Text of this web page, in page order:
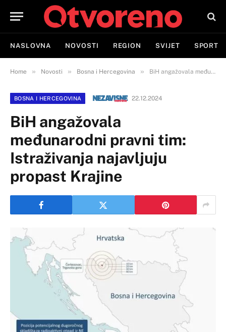
NASLOVNA NOVOSTI REGION SVIJET SPORT
Home » Novosti » Bosna i Hercegovina » BiH angažovala međunarodni pravni tim: Istraživanja najavljuju propast Krajine
BOSNA I HERCEGOVINA 22.12.2024
BiH angažovala
međunarodni pravni tim:
Istraživanja najavljuju
propast Krajine